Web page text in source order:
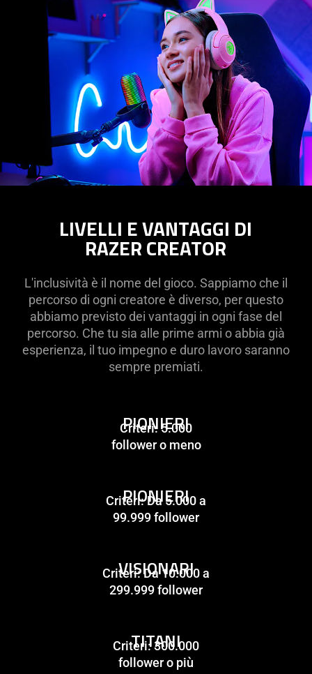
LIVELLI E VANTAGGI DI
RAZER CREATOR
L'inclusività è il nome del gioco. Sappiamo che il
percorso di ogni creatore è diverso, per questo
abbiamo previsto dei vantaggi in ogni fase del
percorso. Che tu sia alle prime armi o abbia già
esperienza, il tuo impegno e duro lavoro saranno
sempre premiati.
PIONIERI
Criteri: 5.000
follower o meno
PIONIERI
Criteri: Da 5.000 a
99.999 follower
VISIONARI
Criteri: Da 10.000 a
299.999 follower
TITANI
Criteri: 300.000
follower o più